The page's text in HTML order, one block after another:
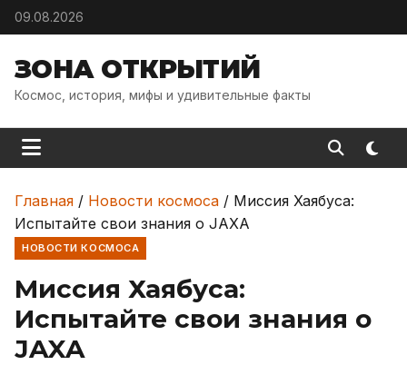
Skip to content
09.08.2026
ЗОНА ОТКРЫТИЙ
Космос, история, мифы и удивительные факты
Главная / Новости космоса / Миссия Хаябуса:
Испытайте свои знания о JAXA
НОВОСТИ КОСМОСА
Миссия Хаябуса:
Испытайте свои знания о
JAXA